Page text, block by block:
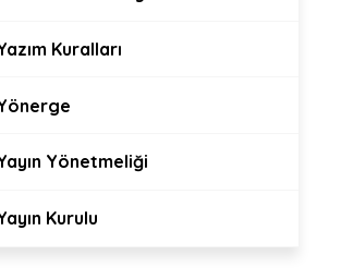
Kuralları
Yönetmeliği
Kurulu